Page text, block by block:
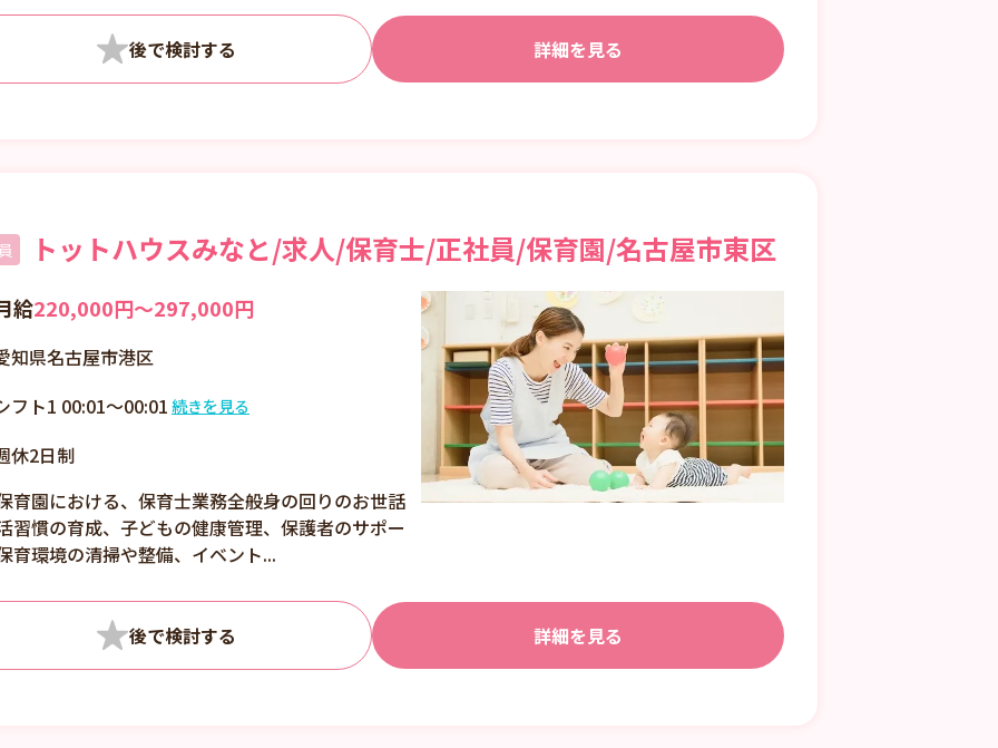
詳細を見る
トットハウスみなと/求人/保育士/正社員/保育園/名古屋市東区
給220,000円〜297,000円
知県名古屋市港区
フト1 00:01～00:01
15 ～ 19：45 内
、実働 8h・休憩 1h
続きを見る
休2日制
育園における、保育士業務全般身の回りのお世話
習慣の育成、子どもの健康管理、保護者のサポー
育環境の清掃や整備、イベント...
詳細を見る